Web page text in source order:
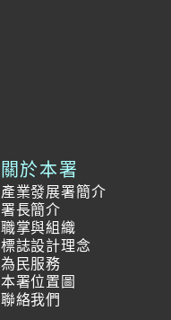
關於本署
產業發展署簡介
署長簡介
職掌與組織
標誌設計理念
為民服務
本署位置圖
聯絡我們